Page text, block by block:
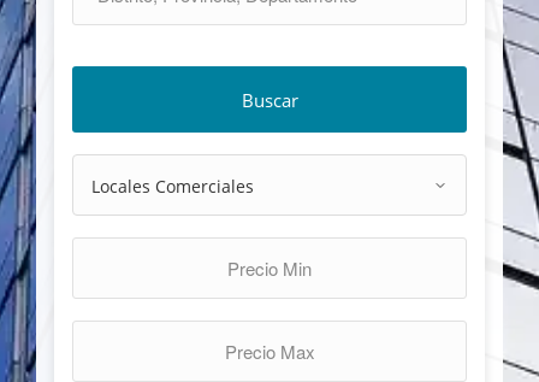
Buscar